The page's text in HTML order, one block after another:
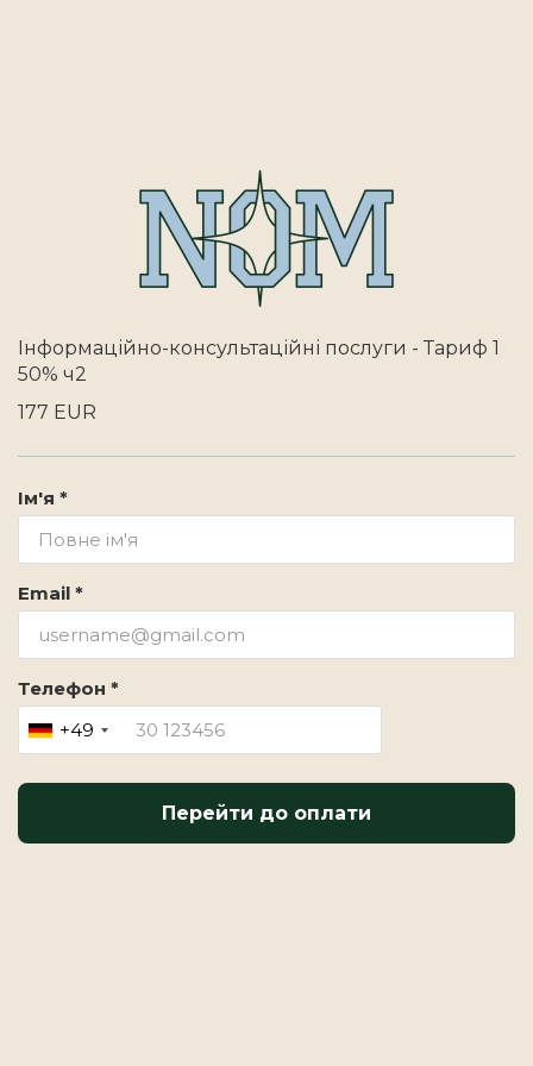
Інформаційно-консультаційні послуги - Тариф 1
50% ч2
177 EUR
Ім'я *
Email *
Телефон *
+49
Перейти до оплати